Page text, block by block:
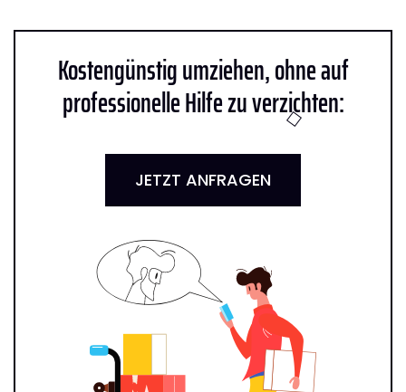
Kostengünstig umziehen, ohne auf
professionelle Hilfe zu verzichten:
JETZT ANFRAGEN